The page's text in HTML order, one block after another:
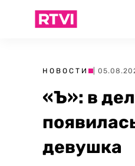
НОВОСТИ |
«Ъ»: в
девушка